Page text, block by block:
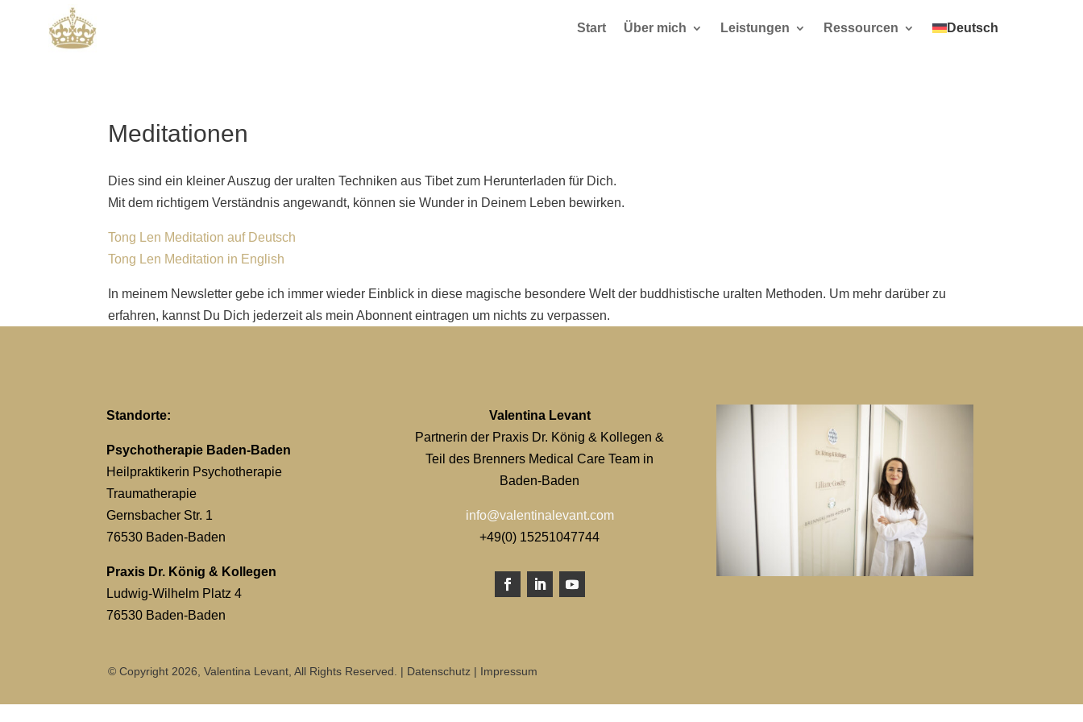
Start Über mich Leistungen Ressourcen Deutsch
Meditationen
Dies sind ein kleiner Auszug der uralten Techniken aus Tibet zum Herunterladen für Dich.
Mit dem richtigem Verständnis angewandt, können sie Wunder in Deinem Leben bewirken.
Tong Len MeditationaufDeutsch
Tong Len Meditation in English
In meinem Newsletter gebe ich immer wieder Einblick in diese magische besondere Welt der buddhistische uralten Methoden. Um mehr darüber zu
erfahren, kannst Du Dich jederzeit als mein Abonnent eintragen um nichts zu verpassen.
Standorte:
Psychotherapie Baden-Baden
Heilpraktikerin Psychotherapie
Traumatherapie
Gernsbacher Str. 1
76530 Baden-Baden
Praxis Dr. König & Kollegen
Ludwig-Wilhelm Platz 4
76530 Baden-Baden
Valentina Levant
Partnerin der Praxis Dr. König & Kollegen &
Teil des Brenners Medical Care Team in
Baden-Baden
info@valentinalevant.com
+49(0) 15251047744
© Copyright 2026, Valentina Levant, All Rights Reserved. | Datenschutz | Impressum